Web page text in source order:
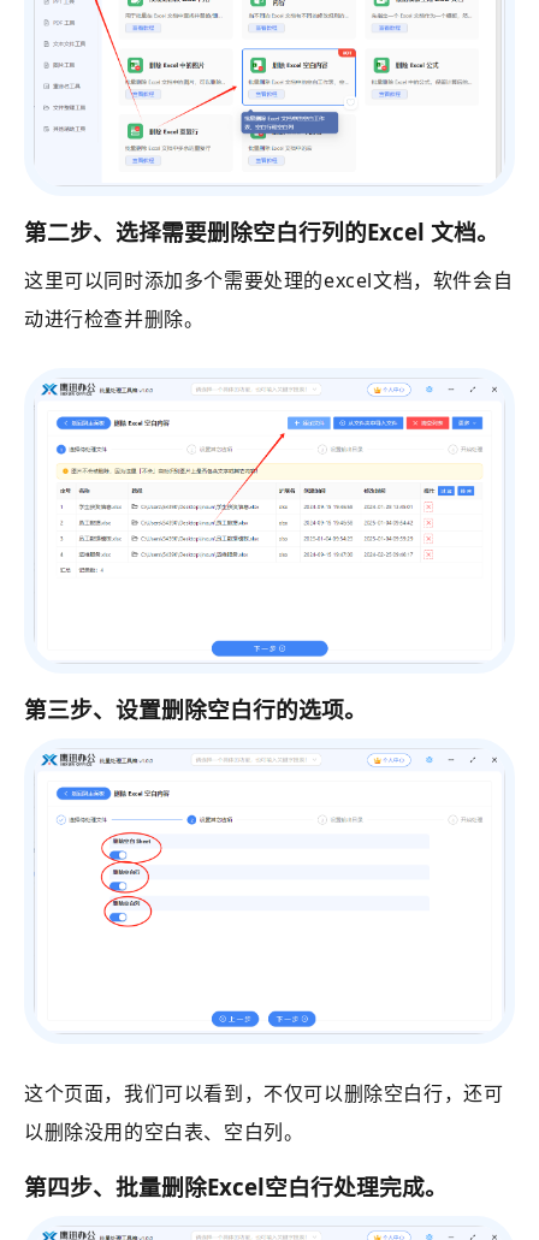
第二步、选择需要删除空白行列的Excel 文档。
这里可以同时添加多个需要处理的excel文档，软件会自
动进行检查并删除。
第三步、设置删除空白行的选项。
这个页面，我们可以看到，不仅可以删除空白行，还可
以删除没用的空白表、空白列。
第四步、批量删除Excel空白行处理完成。